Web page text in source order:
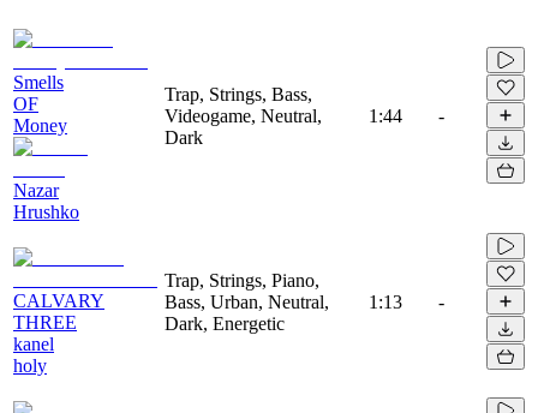
Smells
OF
Money
Nazar
Hrushko
Trap, Strings, Bass,
Videogame, Neutral,
Dark
1:44 -
CALVARY
THREE
kanel
holy
Trap, Strings, Piano,
Bass, Urban, Neutral,
Dark, Energetic
1:13 -